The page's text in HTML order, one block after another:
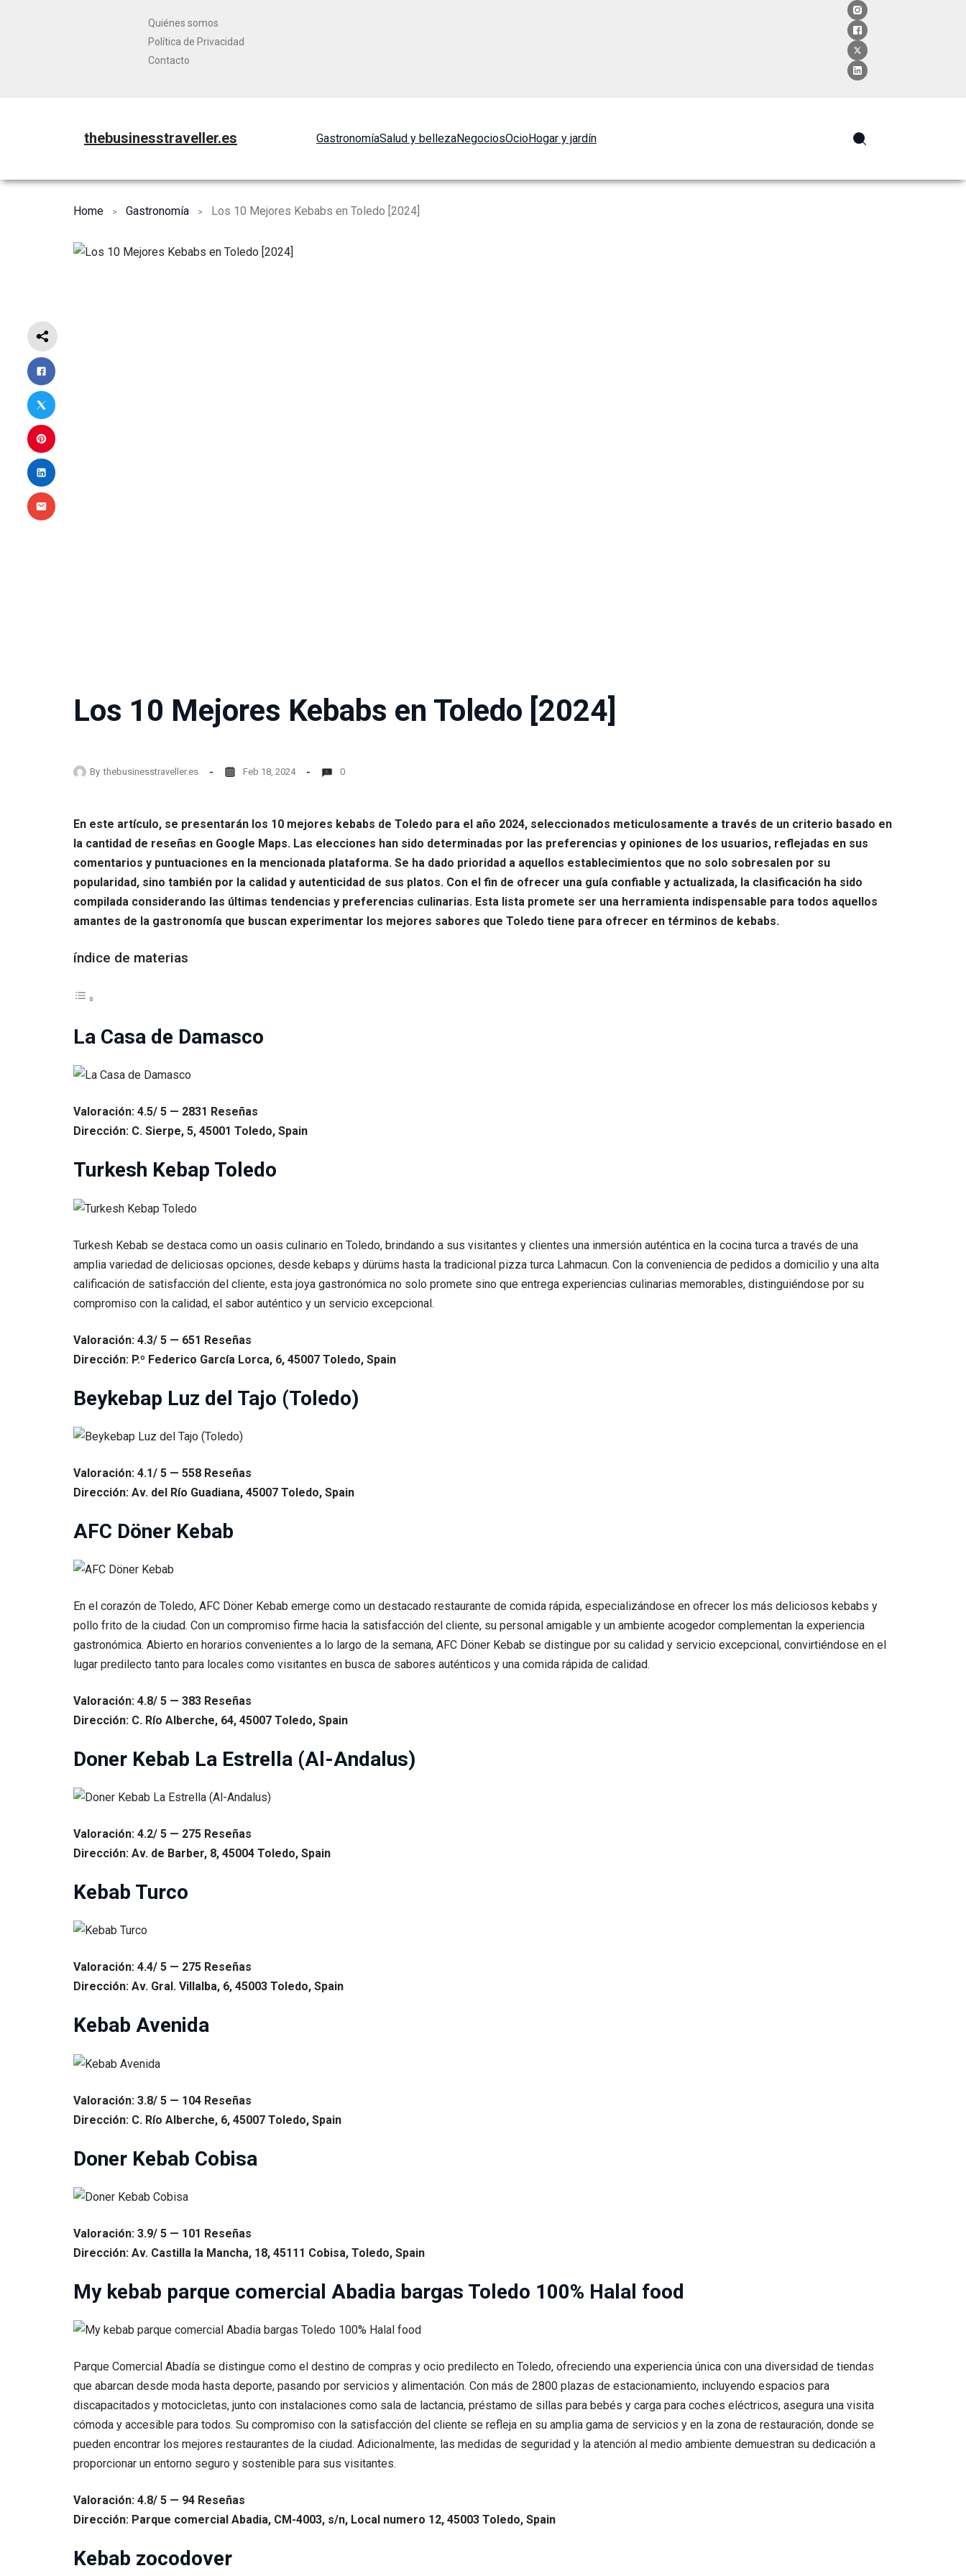
Quiénes somos
Política de Privacidad
Contacto
thebusinesstraveller.es GastronomíaSalud y bellezaNegociosOcioHogar y jardín
Home Gastronomía Los 10 Mejores Kebabs en Toledo [2024]
Los 10 Mejores Kebabs en Toledo [2024]
By thebusinesstraveller.es Feb 18, 2024 0
En este artículo, se presentarán los 10 mejores kebabs de Toledo para el año 2024, seleccionados meticulosamente a través de un criterio basado en
la cantidad de reseñas en Google Maps. Las elecciones han sido determinadas por las preferencias y opiniones de los usuarios, reflejadas en sus
comentarios y puntuaciones en la mencionada plataforma. Se ha dado prioridad a aquellos establecimientos que no solo sobresalen por su
popularidad, sino también por la calidad y autenticidad de sus platos. Con el fin de ofrecer una guía confiable y actualizada, la clasificación ha sido
compilada considerando las últimas tendencias y preferencias culinarias. Esta lista promete ser una herramienta indispensable para todos aquellos
amantes de la gastronomía que buscan experimentar los mejores sabores que Toledo tiene para ofrecer en términos de kebabs.
índice de materias
La Casa de Damasco
Valoración: 4.5/ 5 — 2831 Reseñas
Dirección: C. Sierpe, 5, 45001 Toledo, Spain
Turkesh Kebap Toledo
Turkesh Kebab se destaca como un oasis culinario en Toledo, brindando a sus visitantes y clientes una inmersión auténtica en la cocina turca a través de una
amplia variedad de deliciosas opciones, desde kebaps y dürüms hasta la tradicional pizza turca Lahmacun. Con la conveniencia de pedidos a domicilio y una alta
calificación de satisfacción del cliente, esta joya gastronómica no solo promete sino que entrega experiencias culinarias memorables, distinguiéndose por su
compromiso con la calidad, el sabor auténtico y un servicio excepcional.
Valoración: 4.3/ 5 — 651 Reseñas
Dirección: P.º Federico García Lorca, 6, 45007 Toledo, Spain
Beykebap Luz del Tajo (Toledo)
Valoración: 4.1/ 5 — 558 Reseñas
Dirección: Av. del Río Guadiana, 45007 Toledo, Spain
AFC Döner Kebab
En el corazón de Toledo, AFC Döner Kebab emerge como un destacado restaurante de comida rápida, especializándose en ofrecer los más deliciosos kebabs y
pollo frito de la ciudad. Con un compromiso firme hacia la satisfacción del cliente, su personal amigable y un ambiente acogedor complementan la experiencia
gastronómica. Abierto en horarios convenientes a lo largo de la semana, AFC Döner Kebab se distingue por su calidad y servicio excepcional, convirtiéndose en el
lugar predilecto tanto para locales como visitantes en busca de sabores auténticos y una comida rápida de calidad.
Valoración: 4.8/ 5 — 383 Reseñas
Dirección: C. Río Alberche, 64, 45007 Toledo, Spain
Doner Kebab La Estrella (Al-Andalus)
Valoración: 4.2/ 5 — 275 Reseñas
Dirección: Av. de Barber, 8, 45004 Toledo, Spain
Kebab Turco
Valoración: 4.4/ 5 — 275 Reseñas
Dirección: Av. Gral. Villalba, 6, 45003 Toledo, Spain
Kebab Avenida
Valoración: 3.8/ 5 — 104 Reseñas
Dirección: C. Río Alberche, 6, 45007 Toledo, Spain
Doner Kebab Cobisa
Valoración: 3.9/ 5 — 101 Reseñas
Dirección: Av. Castilla la Mancha, 18, 45111 Cobisa, Toledo, Spain
My kebab parque comercial Abadia bargas Toledo 100% Halal food
Parque Comercial Abadía se distingue como el destino de compras y ocio predilecto en Toledo, ofreciendo una experiencia única con una diversidad de tiendas
que abarcan desde moda hasta deporte, pasando por servicios y alimentación. Con más de 2800 plazas de estacionamiento, incluyendo espacios para
discapacitados y motocicletas, junto con instalaciones como sala de lactancia, préstamo de sillas para bebés y carga para coches eléctricos, asegura una visita
cómoda y accesible para todos. Su compromiso con la satisfacción del cliente se refleja en su amplia gama de servicios y en la zona de restauración, donde se
pueden encontrar los mejores restaurantes de la ciudad. Adicionalmente, las medidas de seguridad y la atención al medio ambiente demuestran su dedicación a
proporcionar un entorno seguro y sostenible para sus visitantes.
Valoración: 4.8/ 5 — 94 Reseñas
Dirección: Parque comercial Abadia, CM-4003, s/n, Local numero 12, 45003 Toledo, Spain
Kebab zocodover